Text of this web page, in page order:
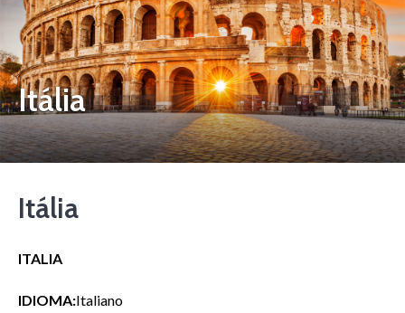
Itália
Itália
ITALIA
IDIOMA:Italiano